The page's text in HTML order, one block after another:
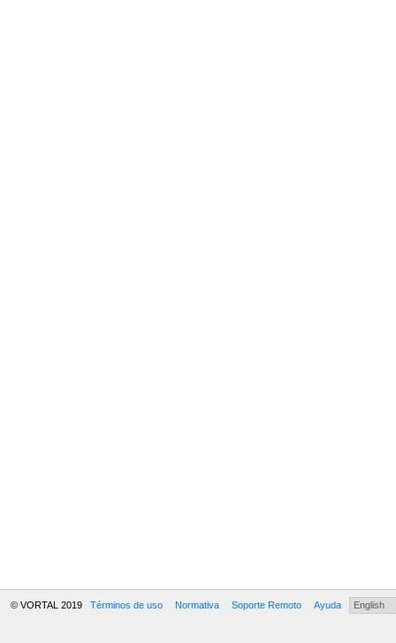
© VORTAL 2019 Términos de uso Normativa Soporte Remoto Ayuda